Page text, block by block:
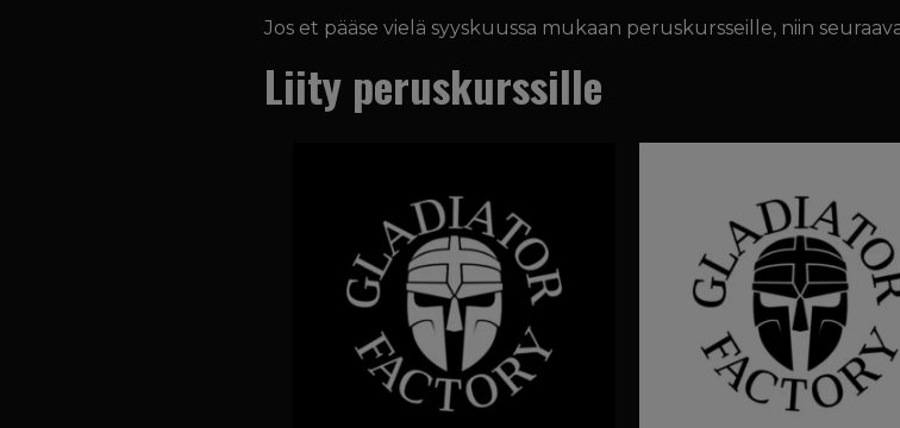
Jos et pääse vielä syyskuussa mukaan peruskursseille, niin
Liity peruskurssille